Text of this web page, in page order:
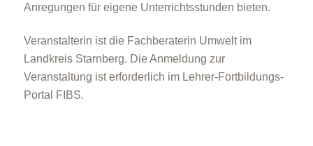
Anregungen für eigene Unterrichtsstunden bieten.
Veranstalterin ist die Fachberaterin Umwelt im
Landkreis Starnberg. Die Anmeldung zur
Veranstaltung ist erforderlich im Lehrer-Fortbildungs-
Portal FIBS.